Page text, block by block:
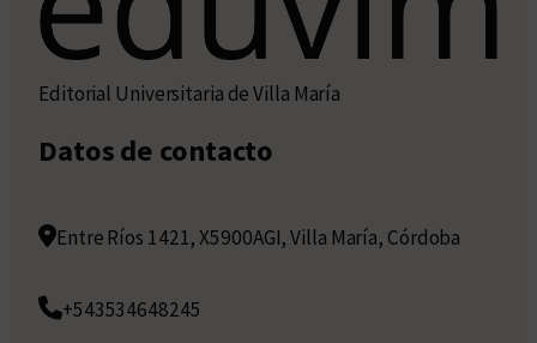
Editorial Universitaria de Villa María
Datos de contacto
Entre Ríos 1421, X5900AGI, Villa María, Córdoba
+543534648245